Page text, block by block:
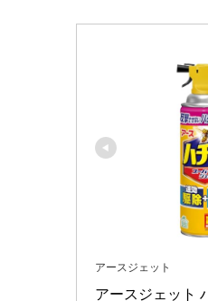
アースジェット
アースジェット